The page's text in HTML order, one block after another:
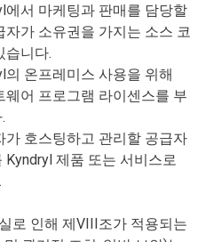
에서 마케팅과 판매를 담당할
자가 소유권을 가지는 소스 코
습니다.
의 온프레미스 사용을 위해
웨어 프로그램 라이센스를 부
가 호스팅하고 관리할 공급자
Kyndryl 제품 또는 서비스로
로 인해 제VIII조가 적용되는